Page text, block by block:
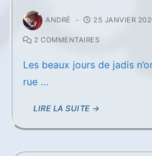
ANDRÉ - 25 JANVIER
2 COMMENTAIRES
Les beaux jours de jadis
rue …
LIRE LA SUITE →